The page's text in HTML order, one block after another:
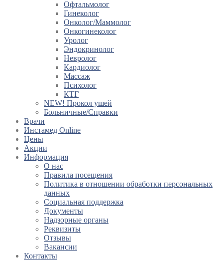
Офтальмолог
Гинеколог
Онколог/Маммолог
Онкогинеколог
Уролог
Эндокринолог
Невролог
Кардиолог
Массаж
Психолог
КТГ
NEW! Прокол ушей
Больничные/Справки
Врачи
Инстамед Online
Цены
Акции
Информация
О нас
Правила посещения
Политика в отношении обработки персональных
данных
Социальная поддержка
Документы
Надзорные органы
Реквизиты
Отзывы
Вакансии
Контакты